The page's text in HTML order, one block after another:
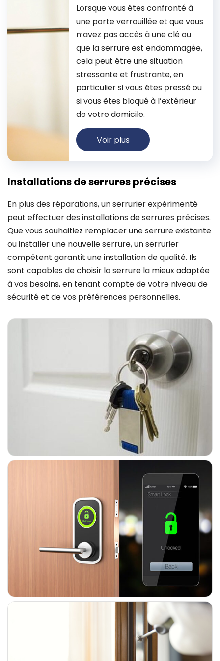
Lorsque vous êtes confronté à
une porte verrouillée et que vous
n’avez pas accès à une clé ou
que la serrure est endommagée,
cela peut être une situation
stressante et frustrante, en
particulier si vous êtes pressé ou
si vous êtes bloqué à l’extérieur
de votre domicile.
Voir plus
Installations de serrures précises
En plus des réparations, un serrurier expérimenté
peut effectuer des installations de serrures précises.
Que vous souhaitiez remplacer une serrure existante
ou installer une nouvelle serrure, un serrurier
compétent garantit une installation de qualité. Ils
sont capables de choisir la serrure la mieux adaptée
à vos besoins, en tenant compte de votre niveau de
sécurité et de vos préférences personnelles.